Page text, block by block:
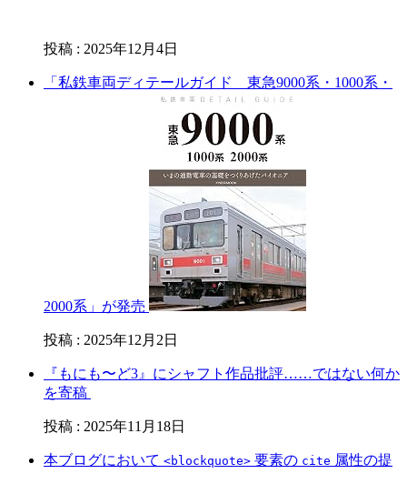
投稿 : 2025年12月4日
「私鉄車両ディテールガイド 東急9000系・1000系・
2000系」が発売
投稿 : 2025年12月2日
『もにも〜ど3』にシャフト作品批評……ではない何か
を寄稿
投稿 : 2025年11月18日
本ブログにおいて <blockquote> 要素の cite 属性の提